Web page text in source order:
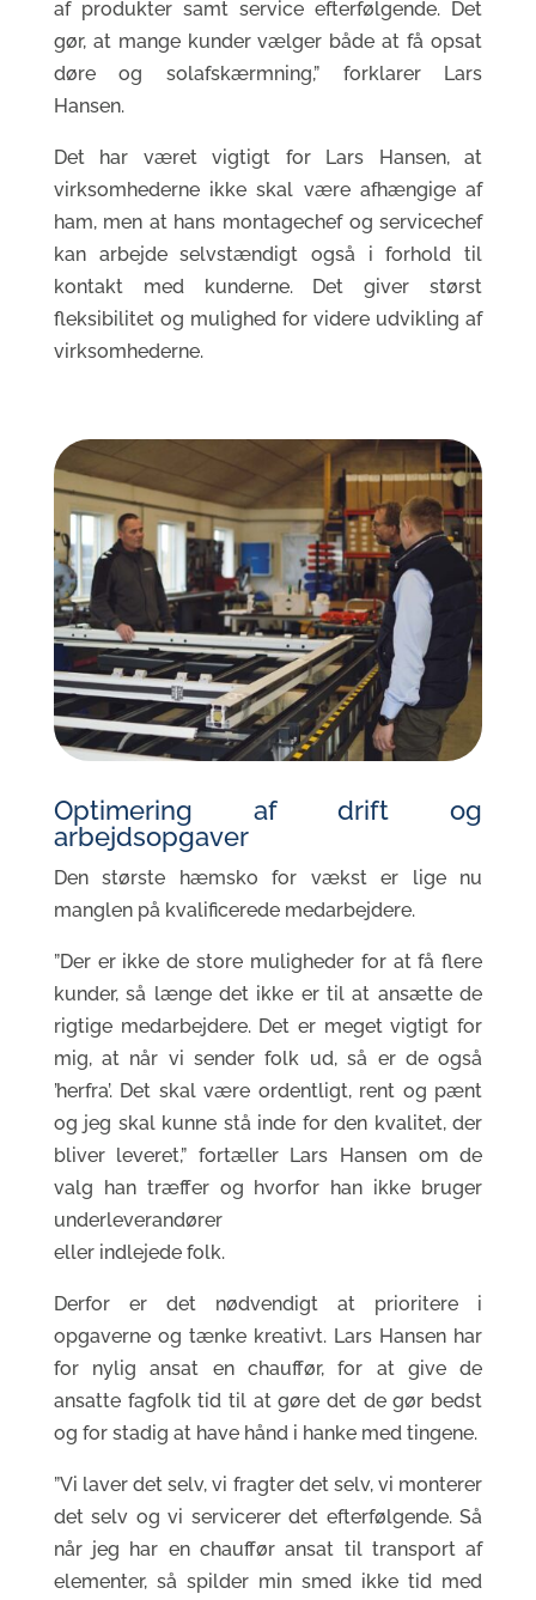
af produkter samt service efterfølgende. Det
gør, at mange kunder vælger både at få opsat
døre og solafskærmning,” forklarer Lars
Hansen.
Det har været vigtigt for Lars Hansen, at
virksomhederne ikke skal være afhængige af
ham, men at hans montagechef og servicechef
kan arbejde selvstændigt også i forhold til
kontakt med kunderne. Det giver størst
fleksibilitet og mulighed for videre udvikling af
virksomhederne.
Optimering af drift og
arbejdsopgaver
Den største hæmsko for vækst er lige nu
manglen på kvalificerede medarbejdere.
”Der er ikke de store muligheder for at få flere
kunder, så længe det ikke er til at ansætte de
rigtige medarbejdere. Det er meget vigtigt for
mig, at når vi sender folk ud, så er de også
’herfra’. Det skal være ordentligt, rent og pænt
og jeg skal kunne stå inde for den kvalitet, der
bliver leveret,” fortæller Lars Hansen om de
valg han træffer og hvorfor han ikke bruger
underleverandører
eller indlejede folk.
Derfor er det nødvendigt at prioritere i
opgaverne og tænke kreativt. Lars Hansen har
for nylig ansat en chauffør, for at give de
ansatte fagfolk tid til at gøre det de gør bedst
og for stadig at have hånd i hanke med tingene.
”Vi laver det selv, vi fragter det selv, vi monterer
det selv og vi servicerer det efterfølgende. Så
når jeg har en chauffør ansat til transport af
elementer, så spilder min smed ikke tid med